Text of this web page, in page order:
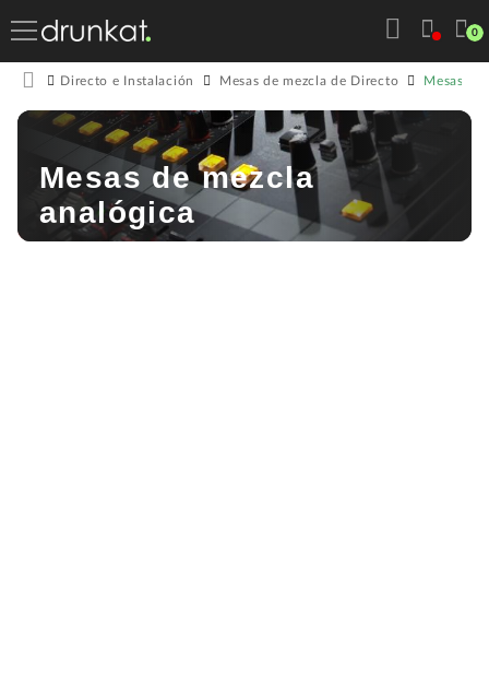
0
Directo e Instalación Mesas de mezcla de Directo Mesas de
Mesas de mezcla
analógica